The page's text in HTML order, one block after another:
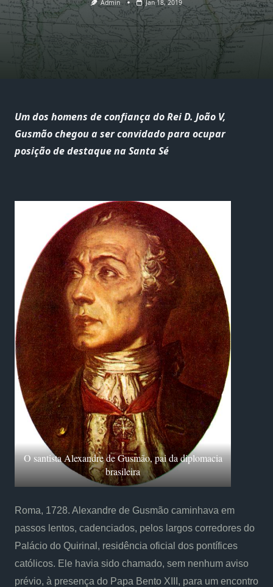
Admin Jan 18, 2019
Um dos homens de confiança do Rei D. João V,
Gusmão chegou a ser convidado para ocupar
posição de destaque na Santa Sé
O santista Alexandre de Gusmão, pai da diplomacia
brasileira
Roma, 1728. Alexandre de Gusmão caminhava em
passos lentos, cadenciados, pelos largos corredores do
Palácio do Quirinal, residência oficial dos pontífices
católicos. Ele havia sido chamado, sem nenhum aviso
prévio, à presença do Papa Bento XIII, para um encontro